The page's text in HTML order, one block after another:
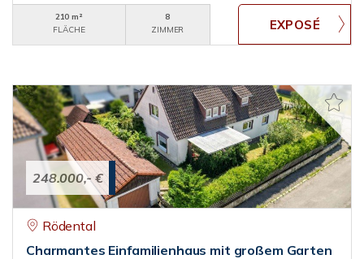
210 m²
FLÄCHE
8
ZIMMER
248.000,- €
Rödental
Charmantes Einfamilienhaus mit großem Garten